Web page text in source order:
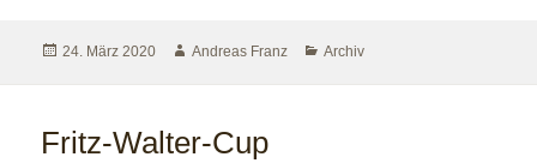
24. März 2020 Andreas Franz Archiv
Fritz-Walter-Cup